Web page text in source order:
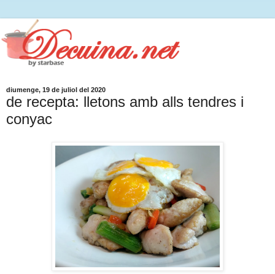
diumenge, 19 de juliol del 2020
de recepta: lletons amb alls tendres i
conyac